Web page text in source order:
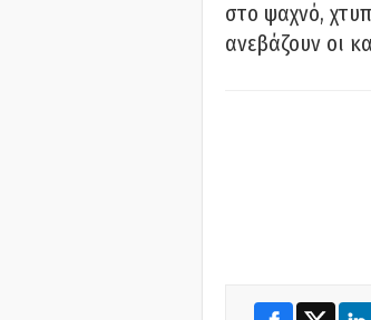
στο ψαχνό,
ανεβάζουν οι